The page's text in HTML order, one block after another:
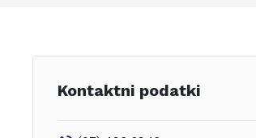
Kontaktni podatki